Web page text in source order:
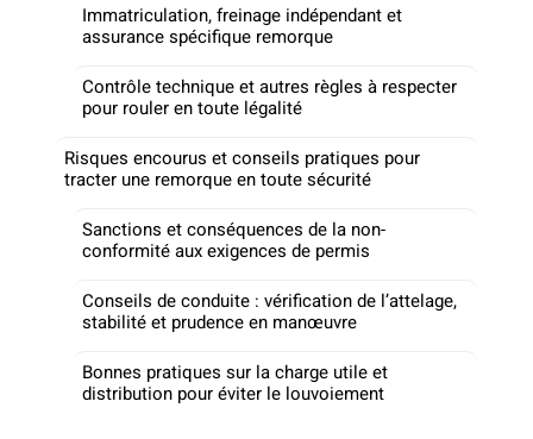
Immatriculation, freinage indépendant et
assurance spécifique remorque
Contrôle technique et autres règles à respecter
pour rouler en toute légalité
Risques encourus et conseils pratiques pour
tracter une remorque en toute sécurité
Sanctions et conséquences de la non-
conformité aux exigences de permis
Conseils de conduite : vérification de l’attelage,
stabilité et prudence en manœuvre
Bonnes pratiques sur la charge utile et
distribution pour éviter le louvoiement